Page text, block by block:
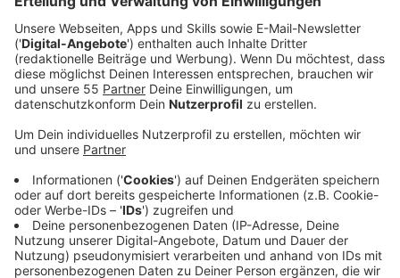
Anzeige
Familie und Unternehmen gründen – Was ist
aus rechtlicher Sicht zu beachten?
Montag, 18. November 2024, 16–17 Uhr
Anzeige